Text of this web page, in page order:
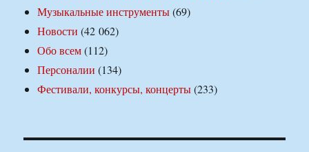
Музыкальные инструменты(69)
Новости (42 062)
Обо всем(112)
Персоналии (134)
Фестивали, конкурсы, концерты(233)